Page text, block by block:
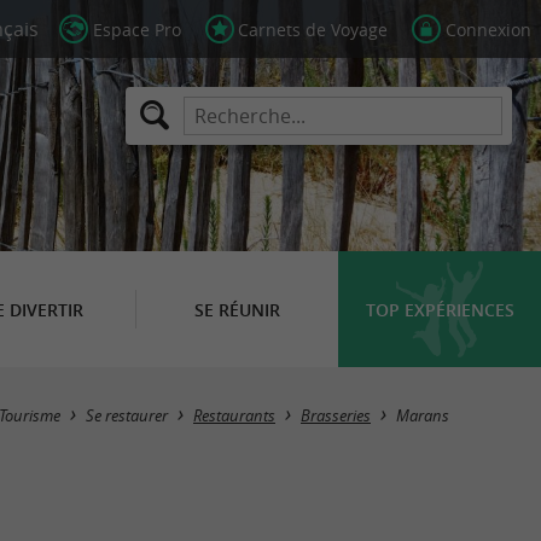
Espace Pro Carnets de Voyage Connexion
DIVERTIR SE RÉUNIR TOP EXPÉRIENCES
Masquer la carte
Tourisme Se restaurer Restaurants Brasseries Marans